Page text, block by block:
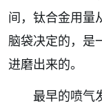
间，钛合金用量
脑袋决定的，是
进磨出来的。
最早的喷气